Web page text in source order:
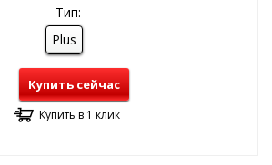
Тип:
Plus
Купить сейчас
Купить в 1 клик